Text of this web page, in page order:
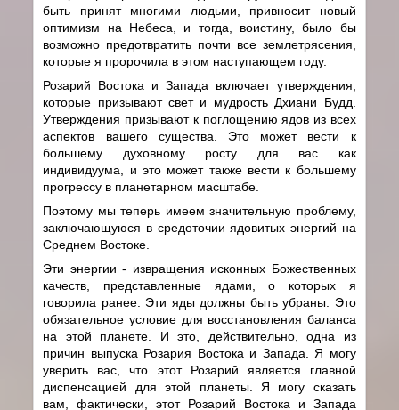
быть принят многими людьми, привносит новый
оптимизм на Небеса, и тогда, воистину, было бы
возможно предотвратить почти все землетрясения,
которые я пророчила в этом наступающем году.
Розарий Востока и Запада включает утверждения,
которые призывают свет и мудрость Дхиани Будд.
Утверждения призывают к поглощению ядов из всех
аспектов вашего существа. Это может вести к
большему духовному росту для вас как
индивидуума, и это может также вести к большему
прогрессу в планетарном масштабе.
Поэтому мы теперь имеем значительную проблему,
заключающуюся в средоточии ядовитых энергий на
Среднем Востоке.
Эти энергии - извращения исконных Божественных
качеств, представленные ядами, о которых я
говорила ранее. Эти яды должны быть убраны. Это
обязательное условие для восстановления баланса
на этой планете. И это, действительно, одна из
причин выпуска Розария Востока и Запада. Я могу
уверить вас, что этот Розарий является главной
диспенсацией для этой планеты. Я могу сказать
вам, фактически, этот Розарий Востока и Запада